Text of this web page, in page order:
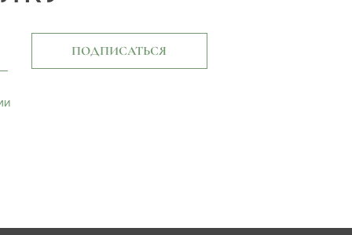
ПОДПИСАТЬСЯ